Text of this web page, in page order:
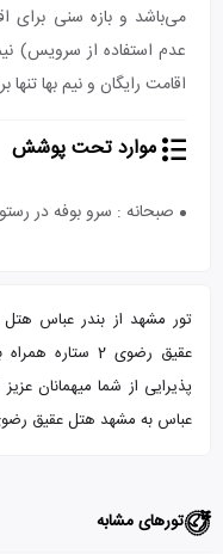
عدم استفاده از سرویس)
اقامت رایگان و نیم بها
موارد تحت پوشش
صبحانه : سرو بوفه در
تور مشهد از بندر عباس
عقیق رضوی 2
پذیرایی از شما میهمانان
عباس به مشهد هتل عقیق رضوی
تورهای مشابه